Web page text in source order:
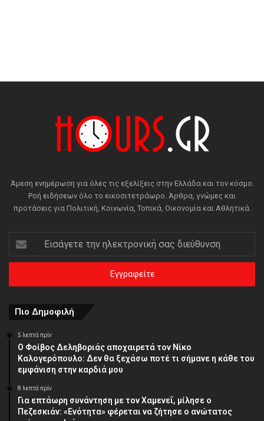
Άμεση ενημέρωση για όλες τις εξελίξεις στην Ελλάδα και τον κόσμο.
Ροή ειδήσεων όλο το εικοσιτετράωρο. Άρθρα, γνώμες και
προτάσεις για Πολιτική, Κοινωνία, Τοπικά, Οικονομία και Αθλητικά.
Εισάγετε
την
ηλεκτρονική
διεύθυνση
Πιο Δημοφιλή
5 λεπτά πρίν
Ο Φοίβος Δεληβοριάς αποχαιρετά τον Νίκο
Καλογερόπουλο: Δεν θα ξεχάσω ποτέ τι σήμανε η κάθε του
εμφάνιση στην καρδιά μου
8 λεπτά πρίν
Για επτάωρη συνάντηση με τον Χαμενεΐ, μίλησε ο
Πεζεσκιάν: «Ενότητα» φέρεται να ζήτησε ο ανώτατος